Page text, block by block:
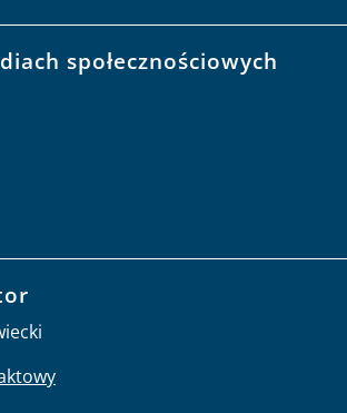
społecznościowych